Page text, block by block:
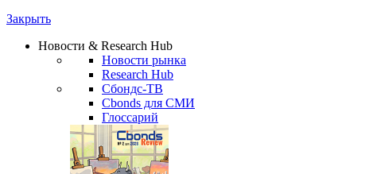
Закрыть
Новости & Research Hub
Новости рынка
Research Hub
Сбондс-ТВ
Cbonds для СМИ
Глоссарий